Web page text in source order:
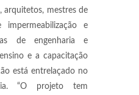
arquitetos, mestres de
impermeabilização e
de engenharia e
e a capacitação
está entrelaçado no
“O projeto tem